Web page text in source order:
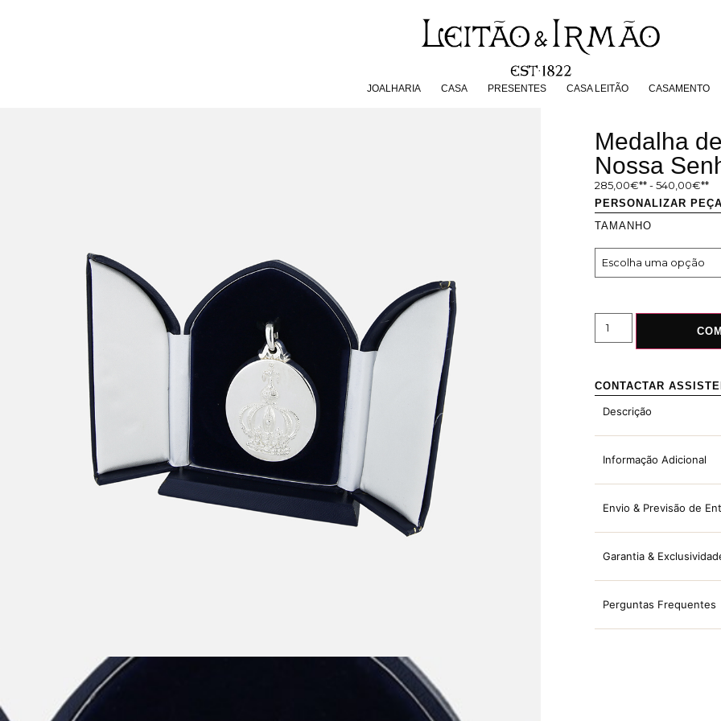
JOALHARIA CASA PRESENTES CASA LEITÃO CASAMENTO
PRESENTES CASA LEITÃO
Medalha
Nossa
285,00€ -540,00€
PERSONALIZAR PEÇA
TAMANHO
CONTACTAR
Descrição
Informação Adicional
Envio & Previsão de
Garantia &
Perguntas Frequentes